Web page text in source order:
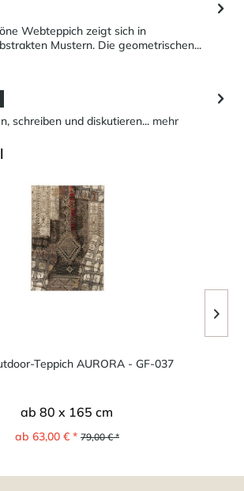
Webteppich zeigt sich in
Mustern. Die geometrischen...
schreiben und diskutieren... mehr
Teppich AURORA - GF-037
ab 80 x 165 cm
ab 63,00 € * 79,00 € *